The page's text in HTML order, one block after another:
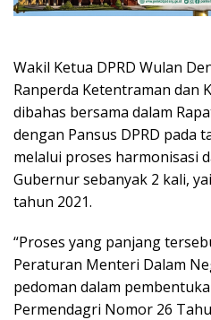
Wakil Ketua DPRD Wulan
Ranperda Ketentraman dan
dibahas bersama dalam
dengan Pansus DPRD pada
melalui proses harmonisasi
Gubernur sebanyak 2 kali,
tahun 2021.
“Proses yang panjang
Peraturan Menteri Dalam
pedoman dalam
Permendagri Nomor 26